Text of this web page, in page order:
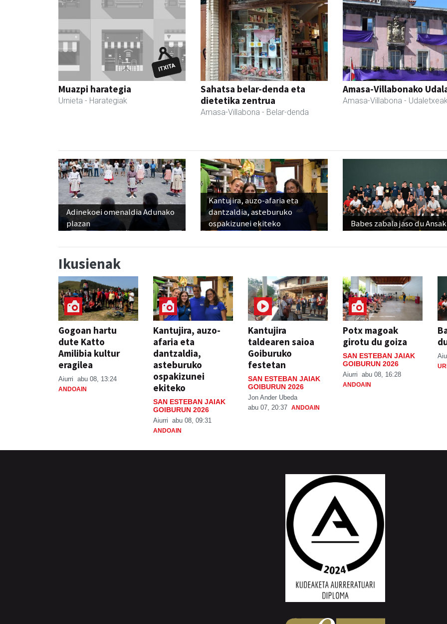
Muazpi harategia
Urnieta - Harategiak
Sahatsa belar-denda eta
dietetika zentrua
Amasa-Villabona - Belar-denda
Amasa-Villabonako
Amasa-Villabona -
Adinekoei omenaldia Adunako
plazan
Kantujira, auzo-afaria eta
dantzaldia, asteburuko
ospakizunei ekiteko
Babes zabala jaso du Ansak
Ikusienak
Gogoan hartu
dute Katto
Amilibia kultur
eragilea
Aiurri abu 08, 13:24
ANDOAIN
Kantujira, auzo-
afaria eta
dantzaldia,
asteburuko
ospakizunei
ekiteko
SAN ESTEBAN JAIAK
GOIBURUN 2026
Aiurri abu 08, 09:31
ANDOAIN
Kantujira
taldearen saioa
Goiburuko
festetan
SAN ESTEBAN JAIAK
GOIBURUN 2026
Jon Ander Ubeda
abu 07, 20:37 ANDOAIN
Potx magoak
girotu du goiza
SAN ESTEBAN JAIAK
GOIBURUN 2026
Aiurri abu 08, 16:28
ANDOAIN